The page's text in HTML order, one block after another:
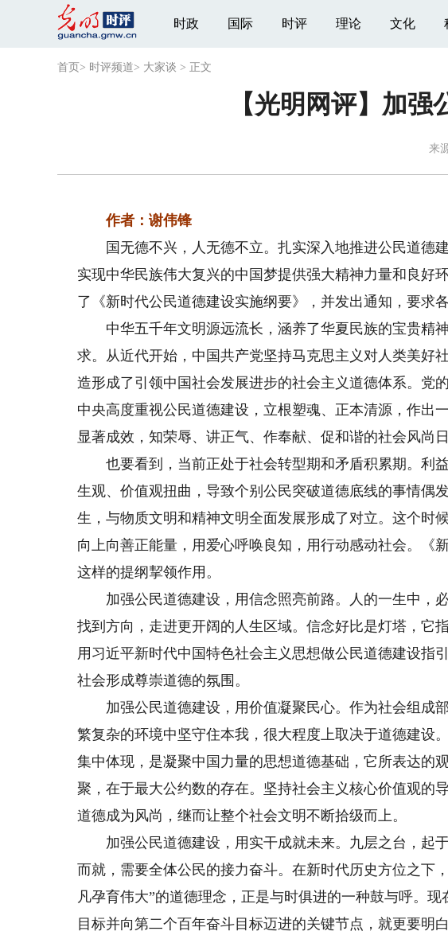
时政 国际 时评 理论 文化
首页 > 时评频道> 大家谈 > 正文
【光明网评】加
来
作者：谢伟锋
国无德不兴，人无德不立。扎实深入地推进公民道德建
实现中华民族伟大复兴的中国梦提供强大精神力量和良好
了《新时代公民道德建设实施纲要》，并发出通知，要求
中华五千年文明源远流长，涵养了华夏民族的宝贵精
求。从近代开始，中国共产党坚持马克思主义对人类美好
造形成了引领中国社会发展进步的社会主义道德体系。党
中央高度重视公民道德建设，立根塑魂、正本清源，作出
显著成效，知荣辱、讲正气、作奉献、促和谐的社会风尚日
也要看到，当前正处于社会转型期和矛盾积累期。利
生观、价值观扭曲，导致个别公民突破道德底线的事情偶
生，与物质文明和精神文明全面发展形成了对立。这个时
向上向善正能量，用爱心呼唤良知，用行动感动社会。《
这样的提纲挈领作用。
加强公民道德建设，用信念照亮前路。人的一生中，
找到方向，走进更开阔的人生区域。信念好比是灯塔，它
用习近平新时代中国特色社会主义思想做公民道德建设指
社会形成尊崇道德的氛围。
加强公民道德建设，用价值凝聚民心。作为社会组成
繁复杂的环境中坚守住本我，很大程度上取决于道德建设
集中体现，是凝聚中国力量的思想道德基础，它所表达的
聚，在于最大公约数的存在。坚持社会主义核心价值观的
道德成为风尚，继而让整个社会文明不断拾级而上。
加强公民道德建设，用实干成就未来。九层之台，起
而就，需要全体公民的接力奋斗。在新时代历史方位之下
凡孕育伟大”的道德理念，正是与时俱进的一种鼓与呼。
目标并向第二个百年奋斗目标迈进的关键节点，就更要明